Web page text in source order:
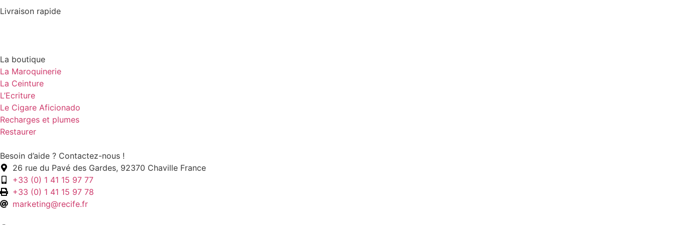
Livraison rapide
La boutique
La Maroquinerie
La Ceinture
L’Ecriture
Le Cigare Aficionado
Recharges et plumes
Restaurer
Besoin d’aide ? Contactez-nous !
26 rue du Pavé des Gardes, 92370 Chaville France
+33 (0) 1 41 15 97 77
+33 (0) 1 41 15 97 78
marketing@recife.fr